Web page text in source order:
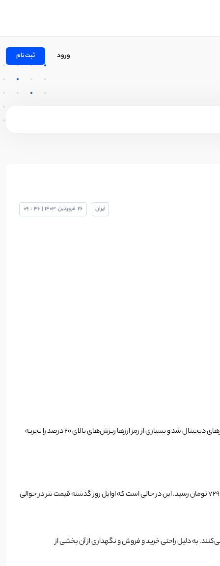
ورود ثبت نام
ایران 26 فروردین 1403
|
46
:
09
شب گذشته با حمله ایران به اسرائیل، رکوردشکنی تتر آغاز شد و در لحظاتی قیمت تتر به سقف 72900 تومان نیز رسید. این اتفاق منجر به ریزش شدید در بازار ارزهای دیجیتال شد و بسیاری از رمز ارزها ریزش‌های بالای 20 درصد را تجربه
هفته گذشته شاهد افزایش قیمت تتر به صورت آهسته بودیم اما دیشب و با حمله ایران به اسرائیل قیمت تتر نیز افزایش شدیدی پیدا کرد و به سقف قیمتی 72900 تومان رسید. این در حالی است که اوایل روز گذشته قیمت تتر در حوالی
به دلیل راحتی خرید و فروش و نگهداری از آن بخشی از